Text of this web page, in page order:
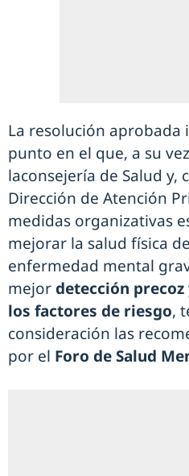
La resolución aprobada
punto en el que, a su
laconsejería de Salud y,
Dirección de Atención
medidas organizativas
mejorar la salud física
enfermedad mental
mejor detección
los factores de riesgo,
consideración las
por el Foro de Salud